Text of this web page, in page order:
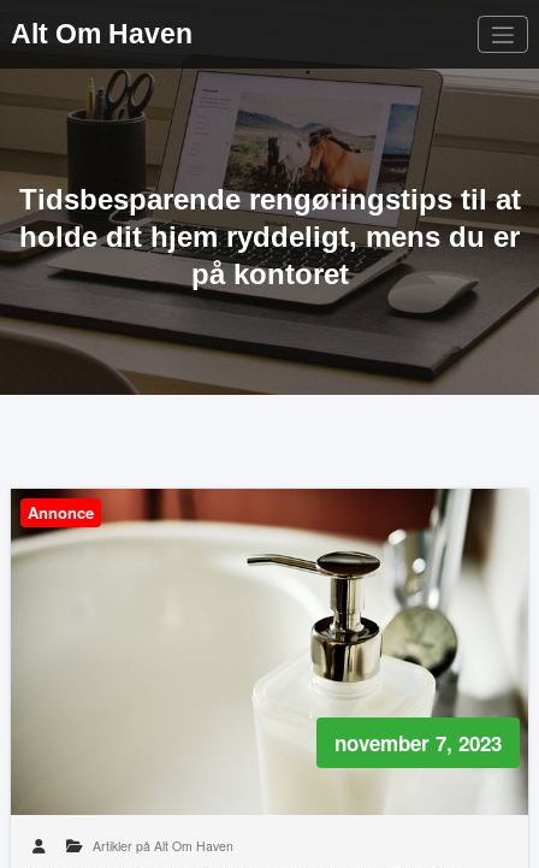
Alt Om Haven
Tidsbesparende rengøringstips til at
holde dit hjem ryddeligt, mens du er
på kontoret
Annonce
november 7, 2023
Artikler på Alt Om Haven